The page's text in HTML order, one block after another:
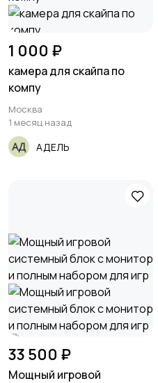
1 000 ₽
камера для скайпа по
компу
Москва
1 месяц назад
АДЕЛЬ
33 500 ₽
Мощный игровой